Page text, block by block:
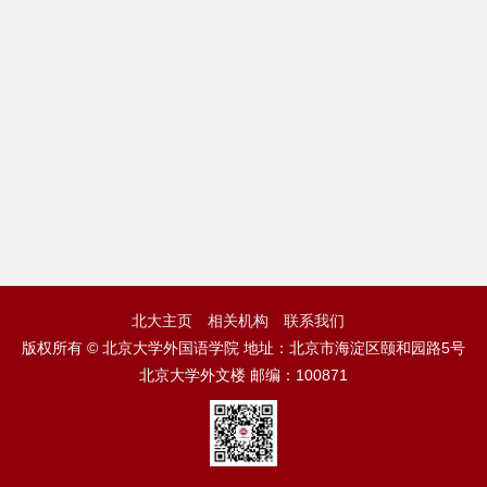
北大主页 相关机构
联系我们
版权所有 © 北京大学外国语学院 地址：北京市海淀区颐和园路5号
北京大学外文楼 邮编：100871